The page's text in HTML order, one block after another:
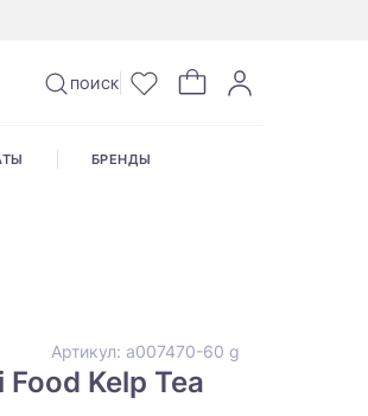
ПОИСК
БРЕНДЫ
Артикул: a007470-60 g
Kelp Tea